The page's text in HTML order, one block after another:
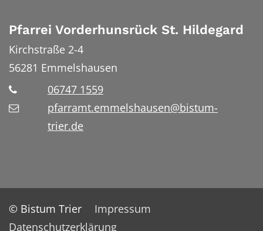
Pfarrei Vorderhunsrück St. Hildegard
Kirchstraße 2-4
56281 Emmelshausen
06747 1559
pfarramt.emmelshausen@bistum-
trier.de
© Bistum Trier
Impressum
Datenschutzerklärung